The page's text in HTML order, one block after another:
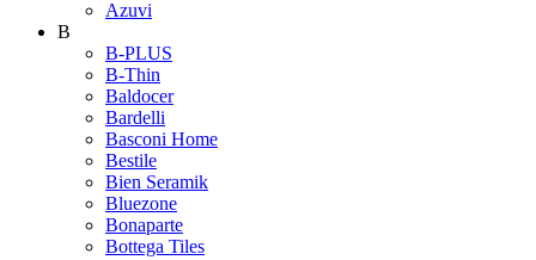
Azuvi
B
B-PLUS
B-Thin
Baldocer
Bardelli
Basconi Home
Bestile
Bien Seramik
Bluezone
Bonaparte
Bottega Tiles